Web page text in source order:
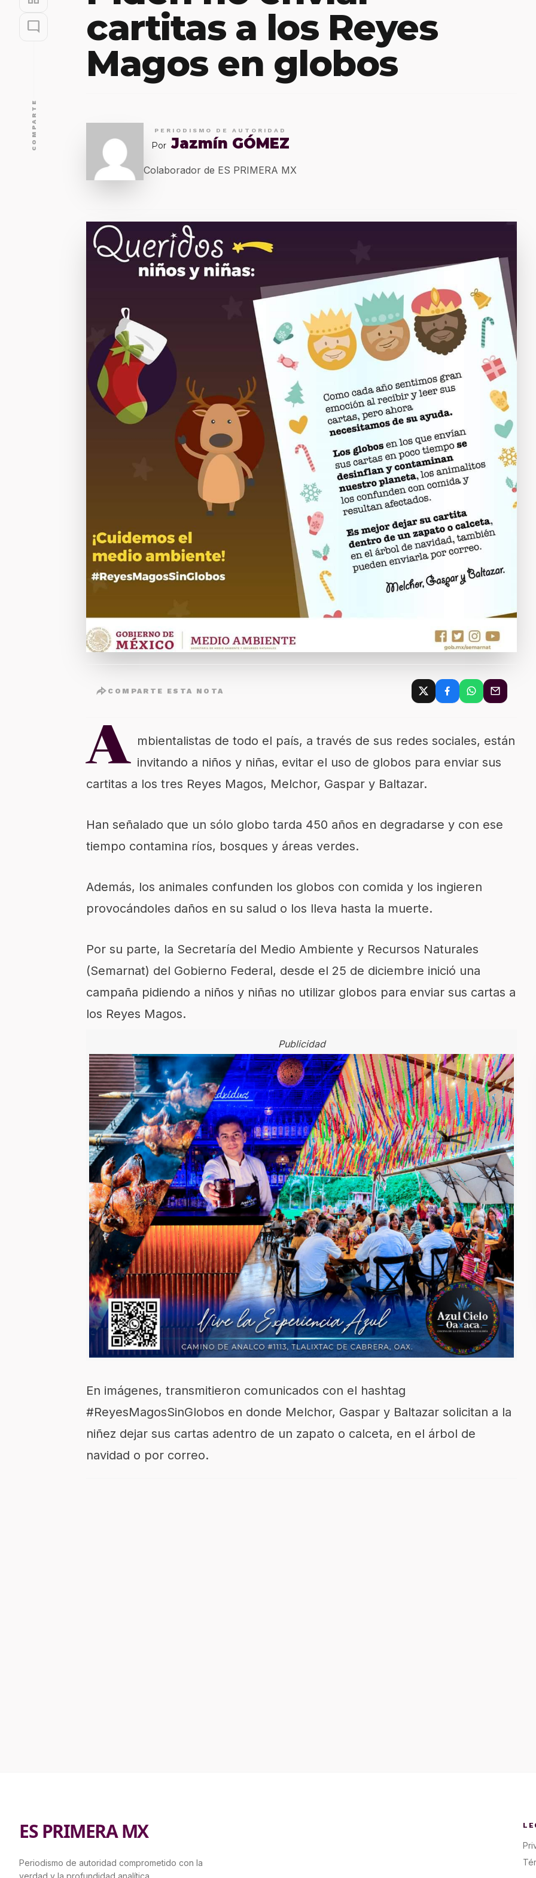
mode_comment
COMPARTE
cartitas a los Reyes
Magos en globos
PERIODISMO DE AUTORIDAD
Por Jazmín GÓMEZ
Colaborador de ES PRIMERA MX
COMPARTE ESTA NOTA
A mbientalistas de todo el país, a través de sus redes sociales, están
invitando a niños y niñas, evitar el uso de globos para enviar sus
cartitas a los tres Reyes Magos, Melchor, Gaspar y Baltazar.
Han señalado que un sólo globo tarda 450 años en degradarse y con ese
tiempo contamina ríos, bosques y áreas verdes.
Además, los animales confunden los globos con comida y los ingieren
provocándoles daños en su salud o los lleva hasta la muerte.
Por su parte, la Secretaría del Medio Ambiente y Recursos Naturales
(Semarnat) del Gobierno Federal, desde el 25 de diciembre inició una
campaña pidiendo a niños y niñas no utilizar globos para enviar sus cartas a
los Reyes Magos.
Publicidad
En imágenes, transmitieron comunicados con el hashtag
#ReyesMagosSinGlobos en donde Melchor, Gaspar y Baltazar solicitan a la
niñez dejar sus cartas adentro de un zapato o calceta, en el árbol de
navidad o por correo.
ES PRIMERA MX
Periodismo de autoridad comprometido con la
verdad y la profundidad analítica.